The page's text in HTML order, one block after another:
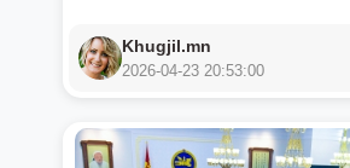
Khugjil.mn
2026-04-23 20:53:00